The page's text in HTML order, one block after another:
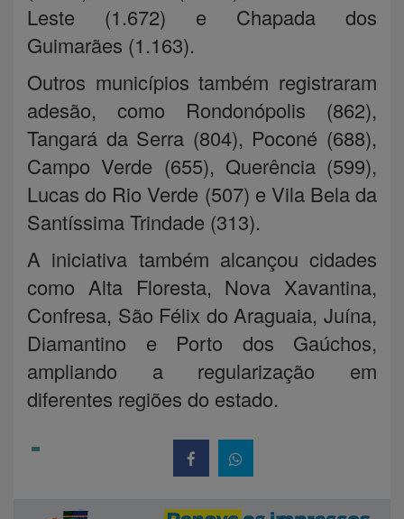
Leste (1.672) e Chapada dos
Guimarães (1.163).
Outros municípios também registraram
adesão, como Rondonópolis (862),
Tangará da Serra (804), Poconé (688),
Campo Verde (655), Querência (599),
Lucas do Rio Verde (507) e Vila Bela da
Santíssima Trindade (313).
A iniciativa também alcançou cidades
como Alta Floresta, Nova Xavantina,
Confresa, São Félix do Araguaia, Juína,
Diamantino e Porto dos Gaúchos,
ampliando a regularização em
diferentes regiões do estado.